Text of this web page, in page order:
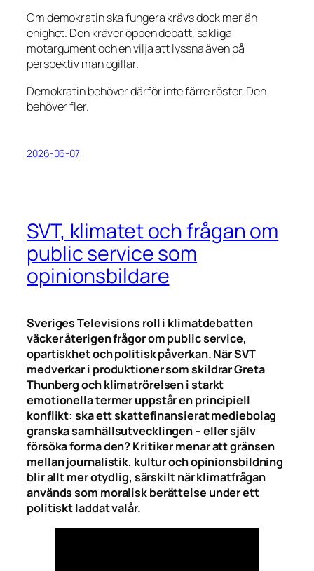
Om demokratin ska fungera krävs dock mer än
enighet. Den kräver öppen debatt, sakliga
motargument och en vilja att lyssna även på
perspektiv man ogillar.
Demokratin behöver därför inte färre röster. Den
behöver fler.
2026-06-07
SVT, klimatet och frågan om
public service som
opinionsbildare
Sveriges Televisions roll i klimatdebatten
väcker återigen frågor om public service,
opartiskhet och politisk påverkan. När SVT
medverkar i produktioner som skildrar Greta
Thunberg och klimatrörelsen i starkt
emotionella termer uppstår en principiell
konflikt: ska ett skattefinansierat mediebolag
granska samhällsutvecklingen – eller själv
försöka forma den? Kritiker menar att gränsen
mellan journalistik, kultur och opinionsbildning
blir allt mer otydlig, särskilt när klimatfrågan
används som moralisk berättelse under ett
politiskt laddat valår.